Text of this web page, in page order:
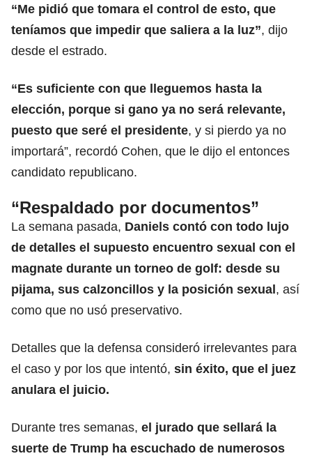
“Me pidió que tomara el control de esto, que
teníamos que impedir que saliera a la luz”, dijo
desde el estrado.
“Es suficiente con que lleguemos hasta la
elección, porque si gano ya no será relevante,
puesto que seré el presidente, y si pierdo ya no
importará”, recordó Cohen, que le dijo el entonces
candidato republicano.
“Respaldado por documentos”
La semana pasada, Daniels contó con todo lujo
de detalles el supuesto encuentro sexual con el
magnate durante un torneo de golf: desde su
pijama, sus calzoncillos y la posición sexual, así
como que no usó preservativo.
Detalles que la defensa consideró irrelevantes para
el caso y por los que intentó, sin éxito, que el juez
anulara el juicio.
Durante tres semanas, el jurado que sellará la
suerte de Trump ha escuchado de numerosos